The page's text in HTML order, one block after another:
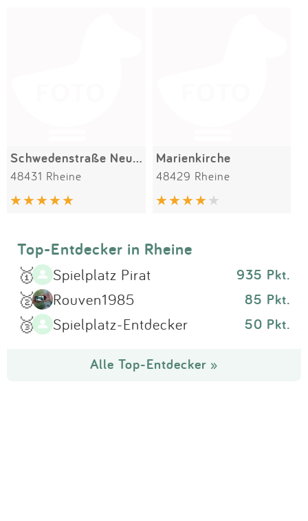
Schwedenstraße Neubaugebiet
48431 Rheine
Marienkirche
48429 Rheine
Top-Entdecker in Rheine
🥇 Spielplatz Pirat 935 Pkt.
🥈 Rouven1985 85 Pkt.
🥉 Spielplatz-Entdecker 50 Pkt.
Alle Top-Entdecker »